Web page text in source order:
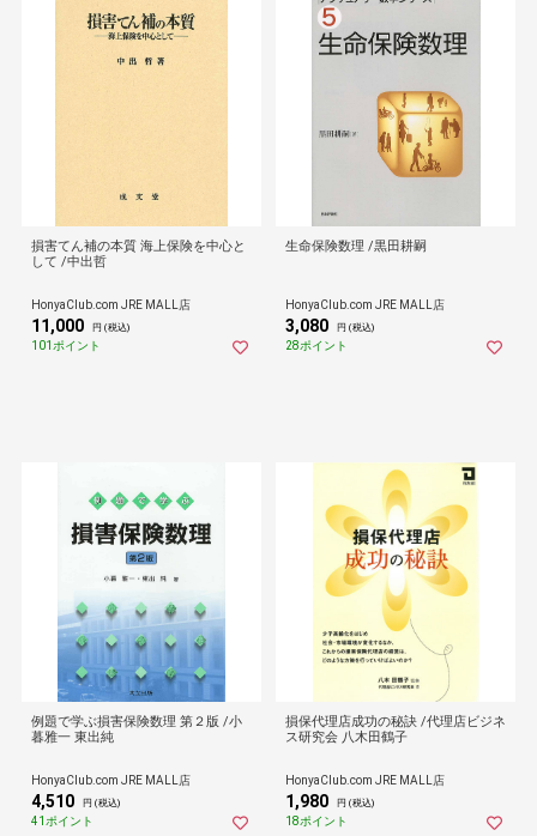
損害てん補の本質 海上保険を中心と
して /中出哲
HonyaClub.com JRE MALL店
11,000 円 (税込)
101ポイント
生命保険数理 /黒田耕嗣
HonyaClub.com JRE MALL店
3,080 円 (税込)
28ポイント
例題で学ぶ損害保険数理 第２版 /小
暮雅一 東出純
HonyaClub.com JRE MALL店
4,510 円 (税込)
41ポイント
損保代理店成功の秘訣 /代理店ビジネ
ス研究会 八木田鶴子
HonyaClub.com JRE MALL店
1,980 円 (税込)
18ポイント